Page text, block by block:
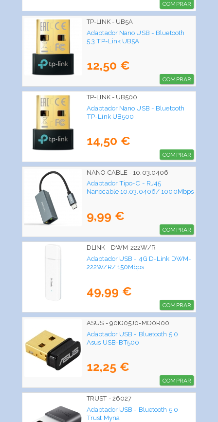
COMPRAR
TP-LINK - UB5A
Adaptador Nano USB - Bluetooth
5.3 TP-Link UB5A
12,50 €
COMPRAR
TP-LINK - UB500
Adaptador Nano USB - Bluetooth
TP-Link UB500
14,50 €
COMPRAR
NANO CABLE - 10.03.0406
Adaptador Tipo-C - RJ45
Nanocable 10.03.0406/ 1000Mbps
9,99 €
COMPRAR
DLINK - DWM-222W/R
Adaptador USB - 4G D-Link DWM-
222W/R/ 150Mbps
49,99 €
COMPRAR
ASUS - 90IG05J0-MO0R00
Adaptador USB - Bluetooth 5.0
Asus USB-BT500
12,25 €
COMPRAR
TRUST - 26027
Adaptador USB - Bluetooth 5.0
Trust Myna